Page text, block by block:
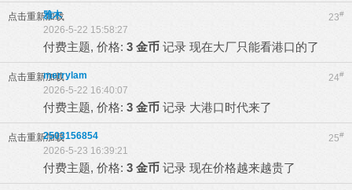
点击重新加载 23#
雅木
2026-5-22 15:58:27
付费主题, 价格: 3 金币 记录 现在大厂只能看港口的了
点击重新加载 24#
merrylam
2026-5-22 16:40:07
付费主题, 价格: 3 金币 记录 大港口时代来了
点击重新加载 25#
2503156854
2026-5-23 16:39:21
付费主题, 价格: 3 金币 记录 现在价格越来越贵了